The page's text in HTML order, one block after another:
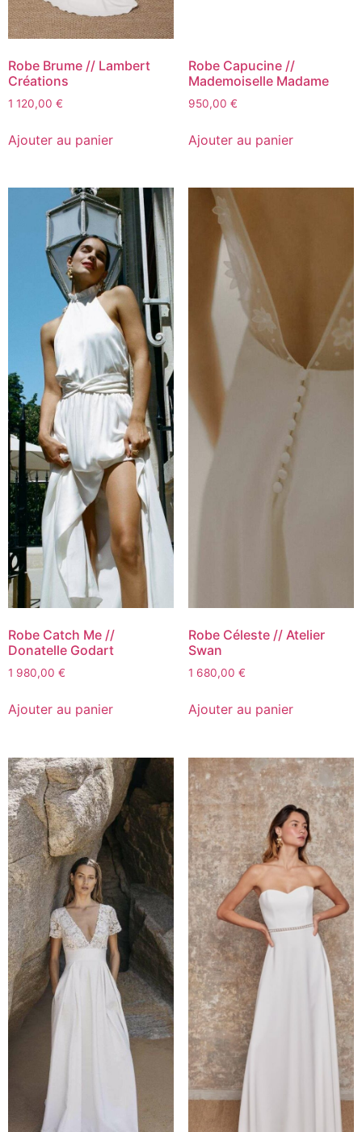
Robe Brume // Lambert
Créations
1 120,00 €
Ajouter au panier
Robe Capucine //
Mademoiselle Madame
950,00 €
Ajouter au panier
Robe Catch Me //
Donatelle Godart
1 980,00 €
Ajouter au panier
Robe Céleste // Atelier
Swan
1 680,00 €
Ajouter au panier